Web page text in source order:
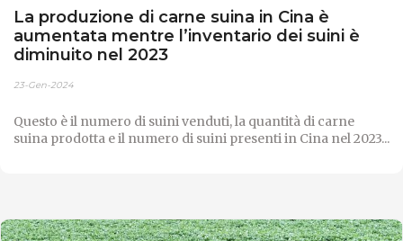
La produzione di carne suina in Cina è
aumentata mentre l’inventario dei suini è
diminuito nel 2023
23-Gen-2024
Questo è il numero di suini venduti, la quantità di carne
suina prodotta e il numero di suini presenti in Cina nel 2023...